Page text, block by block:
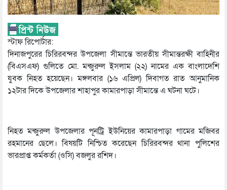
স্টাফ রিপোর্টার:
দিনাজপুরের চিরিরবন্দর উপজেলা সীমান্তে ভারতীয় সীমান্তরক্ষী বাহিনীর
(বিএসএফ) গুলিতে মো. মন্জুরুল ইসলাম (২২) নামের এক বাংলাদেশি
যুবক নিহত হয়েছেন। মঙ্গলবার (১৬ এপ্রিল) দিবাগত রাত আনুমানিক
১২টার দিকে উপজেলার শাহাপুর কামারপাড়া সীমান্তে এ ঘটনা ঘটে।
নিহত মন্জুরুল উপজেলার পূনট্রি ইউনিয়ের কামারপাড়া গামের মজিবর
রহমানের ছেলে। বিষয়টি নিশ্চিত করেছেন চিরিরবন্দর থানা পুলিশের
ভারপ্রাপ্ত কর্মকর্তা (ওসি) বজলুর রশিদ।